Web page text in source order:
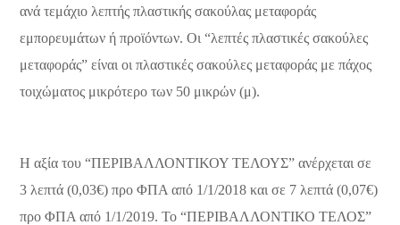
ανά τεμάχιο λεπτής πλαστικής σακούλας μεταφοράς
εμπορευμάτων ή προϊόντων. Οι “λεπτές πλαστικές σακούλες
μεταφοράς” είναι οι πλαστικές σακούλες μεταφοράς με πάχος
τοιχώματος μικρότερο των 50 μικρών (μ).
Η αξία του “ΠΕΡΙΒΑΛΛΟΝΤΙΚΟΥ ΤΕΛΟΥΣ” ανέρχεται σε
3 λεπτά (0,03€) προ ΦΠΑ από 1/1/2018 και σε 7 λεπτά (0,07€)
προ ΦΠΑ από 1/1/2019. Το “ΠΕΡΙΒΑΛΛΟΝΤΙΚΟ ΤΕΛΟΣ”